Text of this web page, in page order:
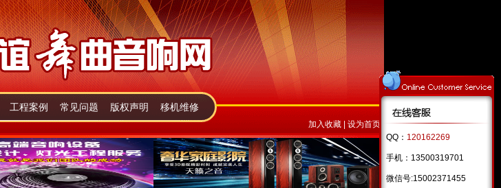
工程案例 常见问题 版权声明 移机维修
加入收藏 设为首页
QQ： 120162269
手机：13500319701
微信号:15002371455